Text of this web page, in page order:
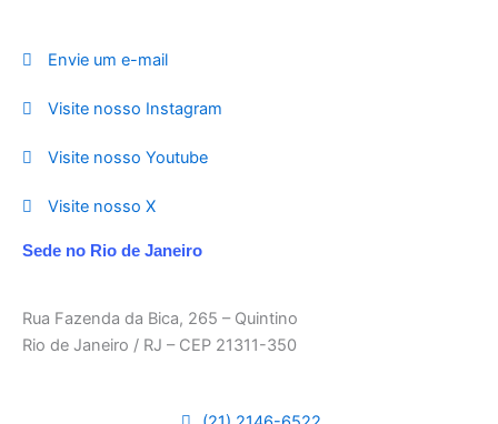
Envie um e-mail
Visite nosso Instagram
Visite nosso Youtube
Visite nosso X
Sede no Rio de Janeiro
Rua Fazenda da Bica, 265 – Quintino
Rio de Janeiro / RJ – CEP 21311-350